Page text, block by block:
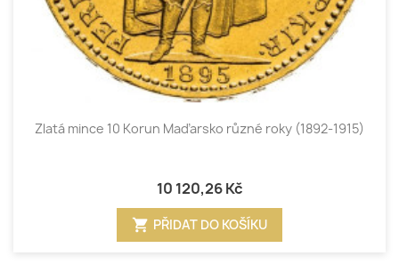
Zlatá mince 10 Korun Maďarsko různé roky (1892-1915)
10 120,26 Kč
shopping_cart PŘIDAT DO KOŠÍKU